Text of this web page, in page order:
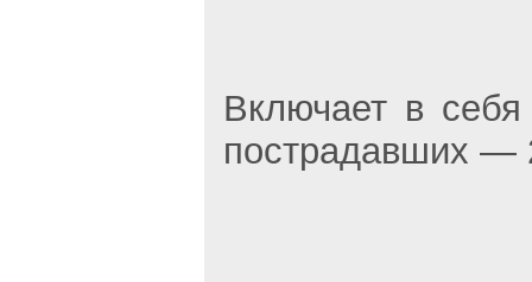
Включает в себя
пострадавших —